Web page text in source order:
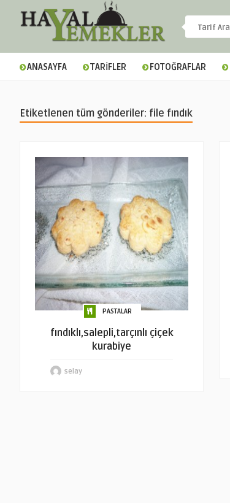
ANASAYFA TARİFLER FOTOĞRAFLAR
Etiketlenen tüm gönderiler: file fındık
PASTALAR
fındıklı,salepli,tarçınlı çiçek
kurabiye
selay